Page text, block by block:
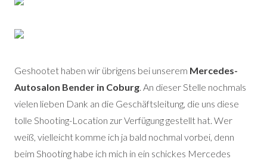
Geshootet haben wir übrigens bei unserem Mercedes-
Autosalon Bender in Coburg . An dieser Stelle nochmals
vielen lieben Dank an die Geschäftsleitung, die uns diese
tolle Shooting-Location zur Verfügung gestellt hat. Wer
weiß, vielleicht komme ich ja bald nochmal vorbei, denn
beim Shooting habe ich mich in ein schickes Mercedes